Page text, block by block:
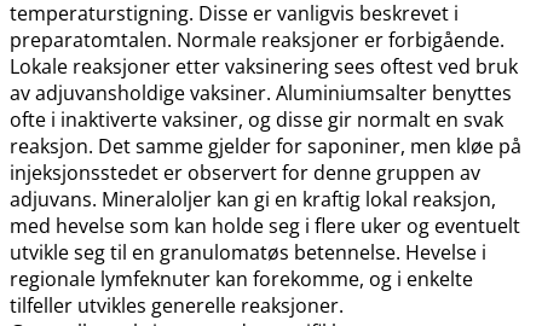
temperaturstigning. Disse er vanligvis beskrevet i
preparatomtalen. Normale reaksjoner er forbigående.
Lokale reaksjoner etter vaksinering sees oftest ved bruk
av adjuvansholdige vaksiner. Aluminiumsalter benyttes
ofte i inaktiverte vaksiner, og disse gir normalt en svak
reaksjon. Det samme gjelder for saponiner, men kløe på
injeksjonsstedet er observert for denne gruppen av
adjuvans. Mineraloljer kan gi en kraftig lokal reaksjon,
med hevelse som kan holde seg i flere uker og eventuelt
utvikle seg til en granulomatøs betennelse. Hevelse i
regionale lymfeknuter kan forekomme, og i enkelte
tilfeller utvikles generelle reaksjoner.